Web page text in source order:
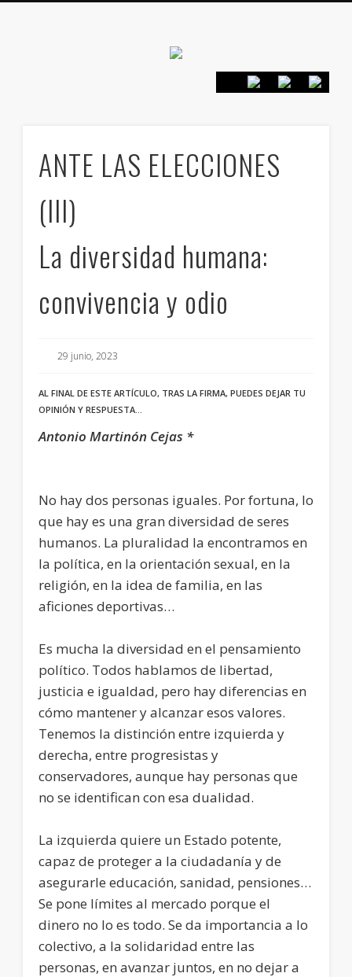
positivo
ANTE LAS ELECCIONES
(III)
La diversidad humana:
convivencia y odio
29 junio, 2023
AL FINAL DE ESTE ARTÍCULO, TRAS LA FIRMA, PUEDES DEJAR TU
OPINIÓN Y RESPUESTA…
Antonio Martinón Cejas *
No hay dos personas iguales. Por fortuna, lo
que hay es una gran diversidad de seres
humanos. La pluralidad la encontramos en
la política, en la orientación sexual, en la
religión, en la idea de familia, en las
aficiones deportivas…
Es mucha la diversidad en el pensamiento
político. Todos hablamos de libertad,
justicia e igualdad, pero hay diferencias en
cómo mantener y alcanzar esos valores.
Tenemos la distinción entre izquierda y
derecha, entre progresistas y
conservadores, aunque hay personas que
no se identifican con esa dualidad.
La izquierda quiere un Estado potente,
capaz de proteger a la ciudadanía y de
asegurarle educación, sanidad, pensiones…
Se pone límites al mercado porque el
dinero no lo es todo. Se da importancia a lo
colectivo, a la solidaridad entre las
personas, en avanzar juntos, en no dejar a